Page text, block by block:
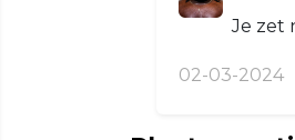
Je zet
02-03-2024